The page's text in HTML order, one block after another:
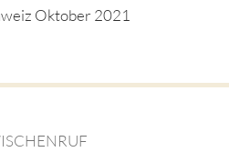
Oktober 2021